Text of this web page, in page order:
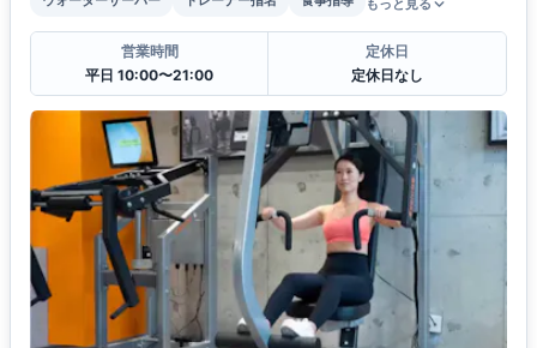
もっと見る
営業時間
平日 10:00〜21:00
定休日
定休日なし